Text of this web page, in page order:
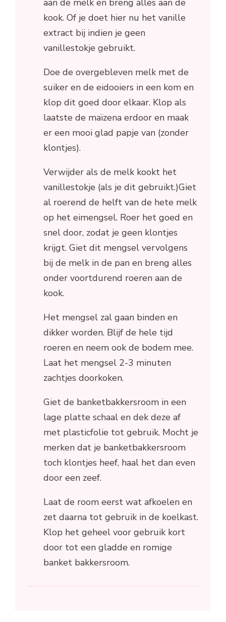
kook. Of je doet hier nu het vanille
extract bij indien je geen
vanillestokje gebruikt.
Doe de overgebleven melk met de
suiker en de eidooiers in een kom en
klop dit goed door elkaar. Klop als
laatste de maïzena erdoor en maak
er een mooi glad papje van (zonder
klontjes).
Verwijder als de melk kookt het
vanillestokje (als je dit gebruikt.)Giet
al roerend de helft van de hete melk
op het eimengsel. Roer het goed en
snel door, zodat je geen klontjes
krijgt. Giet dit mengsel vervolgens
bij de melk in de pan en breng alles
onder voortdurend roeren aan de
kook.
Het mengsel zal gaan binden en
dikker worden. Blijf de hele tijd
roeren en neem ook de bodem mee.
Laat het mengsel 2-3 minuten
zachtjes doorkoken.
Giet de banketbakkersroom in een
lage platte schaal en dek deze af
met plasticfolie tot gebruik. Mocht je
merken dat je banketbakkersroom
toch klontjes heef, haal het dan even
door een zeef.
Laat de room eerst wat afkoelen en
zet daarna tot gebruik in de koelkast.
Klop het geheel voor gebruik kort
door tot een gladde en romige
banket bakkersroom.